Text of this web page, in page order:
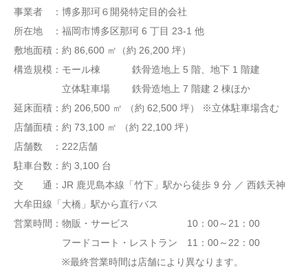
事業者 ：博多那珂６開発特定目的会社
所在地 ：福岡市博多区那珂 6 丁目 23-1 他
敷地面積：約 86,600 ㎡（約 26,200 坪）
構造規模：モール棟 鉄骨造地上 5 階、地下 1 階建
立体駐車場 鉄骨造地上 7 階建 2 棟ほか
延床面積：約 206,500 ㎡ （約 62,500 坪） ※立体駐車場含む
店舗面積：約 73,100 ㎡ （約 22,100 坪）
店舗数 ：222店舗
駐車台数：約 3,100 台
交 通：JR 鹿児島本線「竹下」駅から徒歩 9 分 ／ 西鉄天神
大牟田線「大橋」駅から直行バス
営業時間：物販・サービス 10：00～21：00
フードコート・レストラン 11：00～22：00
※最終営業時間は店舗により異なります。